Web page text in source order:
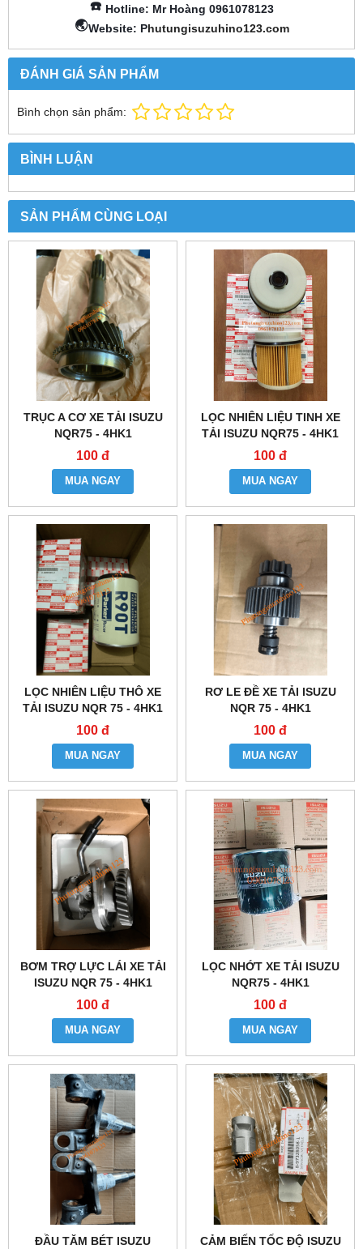
☎️ Hotline: Mr Hoàng 0961078123
🌏Website: Phutungisuzuhino123.com
ĐÁNH GIÁ SẢN PHẨM
Bình chọn sản phẩm:
BÌNH LUẬN
SẢN PHẨM CÙNG LOẠI
TRỤC A CƠ XE TẢI ISUZU
NQR75 - 4HK1
100 đ
MUA NGAY
LỌC NHIÊN LIỆU TINH XE
TẢI ISUZU NQR75 - 4HK1
100 đ
MUA NGAY
LỌC NHIÊN LIỆU THÔ XE
TẢI ISUZU NQR 75 - 4HK1
100 đ
MUA NGAY
RƠ LE ĐỀ XE TẢI ISUZU
NQR 75 - 4HK1
100 đ
MUA NGAY
BƠM TRỢ LỰC LÁI XE TẢI
ISUZU NQR 75 - 4HK1
100 đ
MUA NGAY
LỌC NHỚT XE TẢI ISUZU
NQR75 - 4HK1
100 đ
MUA NGAY
ĐẦU TĂM BÉT ISUZU
CẢM BIẾN TỐC ĐỘ ISUZU